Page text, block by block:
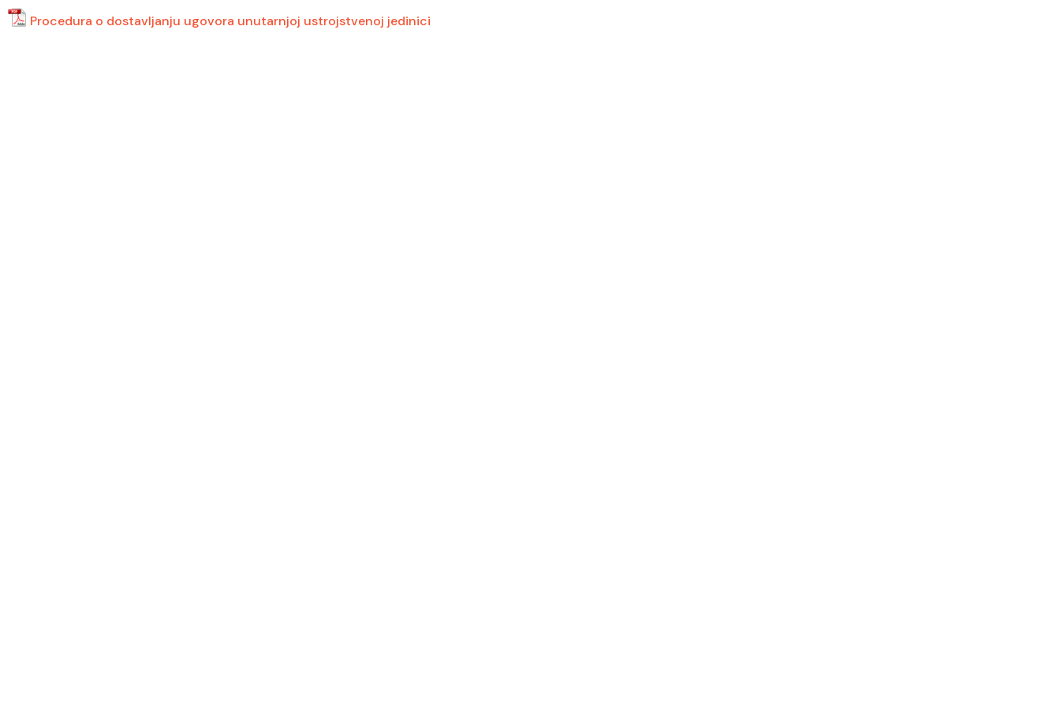
Procedura o dostavljanju ugovora unutarnjoj ustrojstvenoj jedinici